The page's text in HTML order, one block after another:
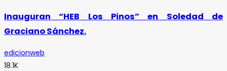
Inauguran “HEB Los Pinos” en Soledad de
Graciano Sánchez.
edicionweb
18.1K